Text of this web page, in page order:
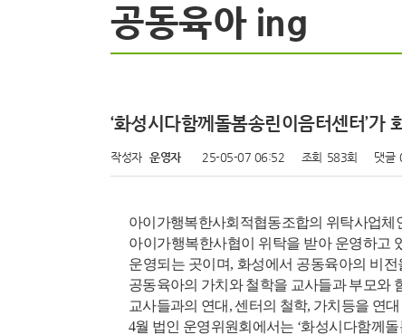
공동육아 ing
‘화성시다함께돌봄송린이음터센터’가
작성자 운영자 25-05-07 06:52 조회 583회 댓글
아이가행복한사회적협동조합의 위탁사업체
아이가행복한사협이 위탁을 받아 운영하고
운영되는 곳이며, 화성에서 공동육아의 비
공동육아의 가치와 철학을 교사들과 부모와
교사들과의 연대,센터의 철학, 가치등을 연
4월 법인 운영위원회에서는 ‘화성시다함께